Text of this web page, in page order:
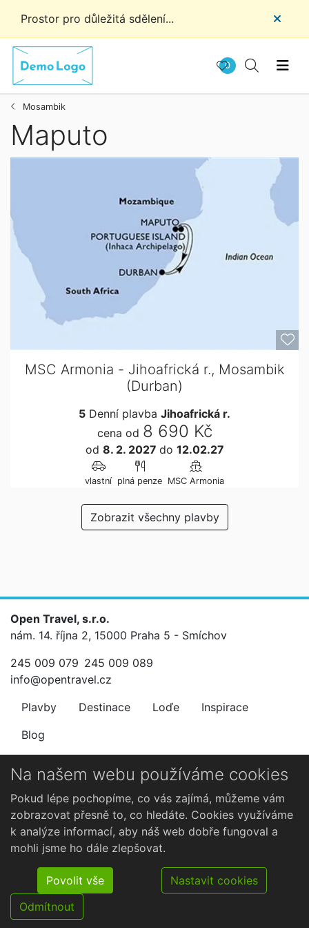
Prostor pro důležitá sdělení...
0
Mosambik
Maputo
MSC Armonia - Jihoafrická r., Mosambik
(Durban)
5 Denní plavba Jihoafrická r.
cena od 8 690 Kč
od 8. 2. 2027 do 12.02.27
vlastní plná penze MSC Armonia
Zobrazit všechny plavby
Open Travel, s.r.o.
nám. 14. října 2, 15000 Praha 5 - Smíchov
245 009 079 245 009 089
info@opentravel.cz
Plavby
Destinace Loďe
Inspirace
Blog
Newsletter
Nenechte si ujít výhodné nabídky.
©2026 Open Travel, s.r.o.. Všechna práva vyhrazena.
Na našem webu používáme cookies
Pokud lépe pochopíme, co vás zajímá, můžeme vám
zobrazovat přesně to, co hledáte. Cookies využíváme
k analýze informací, aby náš web dobře fungoval a
mohli jsme ho dále zlepšovat.
Povolit vše
Nastavit cookies
Odmítnout